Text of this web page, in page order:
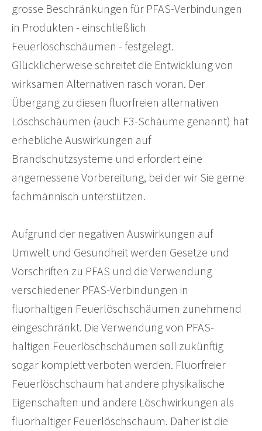
grosse Beschränkungen für PFAS-Verbindungen
in Produkten - einschließlich
Feuerlöschschäumen - festgelegt.
Glücklicherweise schreitet die Entwicklung von
wirksamen Alternativen rasch voran. Der
Übergang zu diesen fluorfreien alternativen
Löschschäumen (auch F3-Schäume genannt) hat
erhebliche Auswirkungen auf
Brandschutzsysteme und erfordert eine
angemessene Vorbereitung, bei der wir Sie gerne
fachmännisch unterstützen.
Aufgrund der negativen Auswirkungen auf
Umwelt und Gesundheit werden Gesetze und
Vorschriften zu PFAS und die Verwendung
verschiedener PFAS-Verbindungen in
fluorhaltigen Feuerlöschschäumen zunehmend
eingeschränkt. Die Verwendung von PFAS-
haltigen Feuerlöschschäumen soll zukünftig
sogar komplett verboten werden. Fluorfreier
Feuerlöschschaum hat andere physikalische
Eigenschaften und andere Löschwirkungen als
fluorhaltiger Feuerlöschschaum. Daher ist die